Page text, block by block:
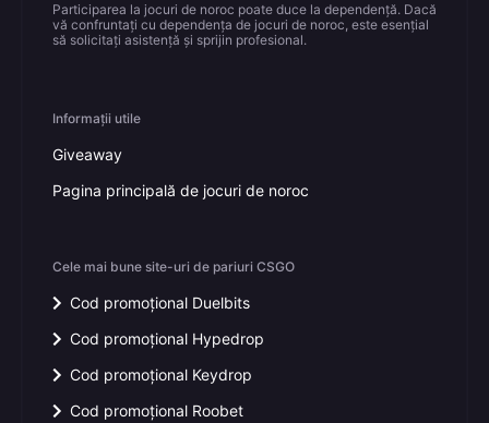
Participarea la jocuri de noroc poate duce la dependență. Dacă
vă confruntați cu dependența de jocuri de noroc, este esențial
să solicitați asistență și sprijin profesional.
Cele mai bune site-uri de pariuri CSGO
Cod promoțional Duelbits
Cod promoțional Hypedrop
Cod promoțional Keydrop
Cod promoțional Roobet
Informații utile
Giveaway
Pagina principală de jocuri de noroc